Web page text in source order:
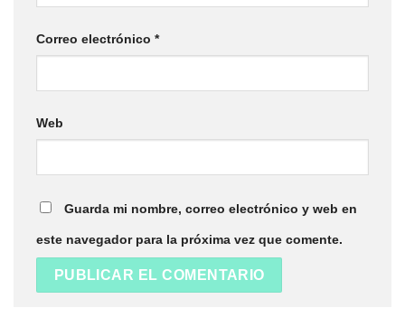
Correo electrónico *
Web
Guarda mi nombre, correo electrónico y web en
este navegador para la próxima vez que comente.